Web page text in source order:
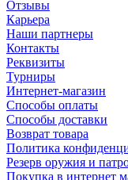
Отзывы
Карьера
Наши партнеры
Контакты
Реквизиты
Турниры
Интернет-магазин
Способы оплаты
Способы доставки
Возврат товара
Политика
Резерв оружия и
Покупка в интернет